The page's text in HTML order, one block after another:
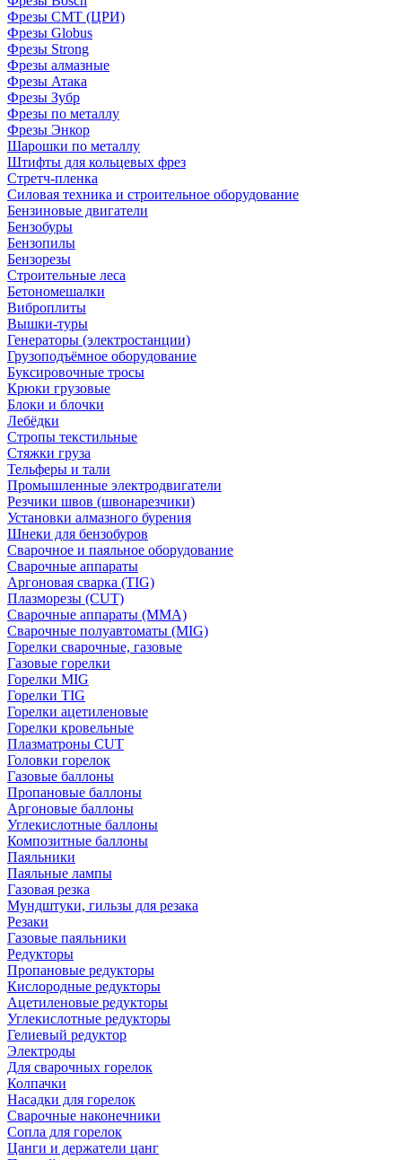
Фрезы CMT (ЦРИ)
Фрезы Globus
Фрезы Strong
Фрезы алмазные
Фрезы Атака
Фрезы Зубр
Фрезы по металлу
Фрезы Энкор
Шарошки по металлу
Штифты для кольцевых фрез
Стретч-пленка
Силовая техника и строительное оборудование
Бензиновые двигатели
Бензобуры
Бензопилы
Бензорезы
Строительные леса
Бетономешалки
Виброплиты
Вышки-туры
Генераторы (электростанции)
Грузоподъёмное оборудование
Буксировочные тросы
Крюки грузовые
Блоки и блочки
Лебёдки
Стропы текстильные
Стяжки груза
Тельферы и тали
Промышленные электродвигатели
Резчики швов (швонарезчики)
Установки алмазного бурения
Шнеки для бензобуров
Сварочное и паяльное оборудование
Сварочные аппараты
Аргоновая сварка (TIG)
Плазморезы (CUT)
Сварочные аппараты (MMA)
Сварочные полуавтоматы (MIG)
Горелки сварочные, газовые
Газовые горелки
Горелки MIG
Горелки TIG
Горелки ацетиленовые
Горелки кровельные
Плазматроны CUT
Головки горелок
Газовые баллоны
Пропановые баллоны
Аргоновые баллоны
Углекислотные баллоны
Композитные баллоны
Паяльники
Паяльные лампы
Газовая резка
Мундштуки, гильзы для резака
Резаки
Газовые паяльники
Редукторы
Пропановые редукторы
Кислородные редукторы
Ацетиленовые редукторы
Углекислотные редукторы
Гелиевый редуктор
Электроды
Для сварочных горелок
Колпачки
Насадки для горелок
Сварочные наконечники
Сопла для горелок
Цанги и держатели цанг